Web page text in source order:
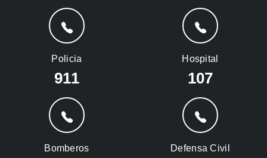
Policia
911
Hospital
107
Bomberos Defensa Civil